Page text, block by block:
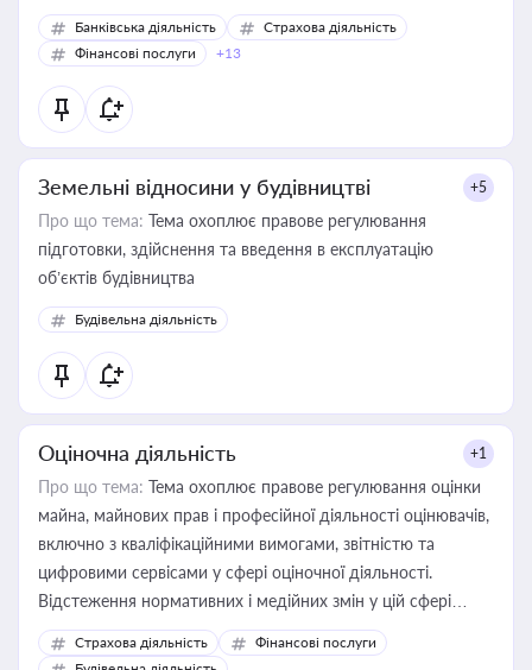
Банківська діяльність
Страхова діяльність
Фінансові послуги
+13
Земельні відносини у будівництві +5
Про що тема: Тема охоплює правове регулювання
підготовки, здійснення та введення в експлуатацію
об’єктів будівництва
Будівельна діяльність
Оціночна діяльність +1
Про що тема: Тема охоплює правове регулювання оцінки
майна, майнових прав і професійної діяльності оцінювачів,
включно з кваліфікаційними вимогами, звітністю та
цифровими сервісами у сфері оціночної діяльності.
Відстеження нормативних і медійних змін у цій сфері
корисне для власника бізнесу, керівника, юриста або
бухгалтера під час оподаткування, приватизації, оренди
Страхова діяльність
Фінансові послуги